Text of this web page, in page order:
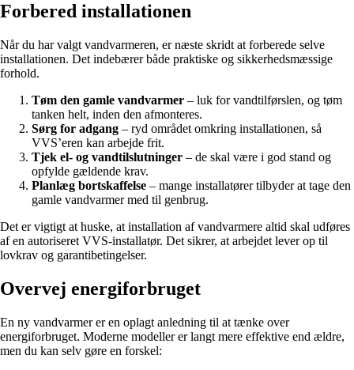
Forbered installationen
Når du har valgt vandvarmeren, er næste skridt at forberede selve
installationen. Det indebærer både praktiske og sikkerhedsmæssige
forhold.
Tøm den gamle vandvarmer – luk for vandtilførslen, og tøm
tanken helt, inden den afmonteres.
Sørg for adgang – ryd området omkring installationen, så
VVS’eren kan arbejde frit.
Tjek el- og vandtilslutninger – de skal være i god stand og
opfylde gældende krav.
Planlæg bortskaffelse – mange installatører tilbyder at tage den
gamle vandvarmer med til genbrug.
Det er vigtigt at huske, at installation af vandvarmere altid skal udføres
af en autoriseret VVS-installatør. Det sikrer, at arbejdet lever op til
lovkrav og garantibetingelser.
Overvej energiforbruget
En ny vandvarmer er en oplagt anledning til at tænke over
energiforbruget. Moderne modeller er langt mere effektive end ældre,
men du kan selv gøre en forskel: